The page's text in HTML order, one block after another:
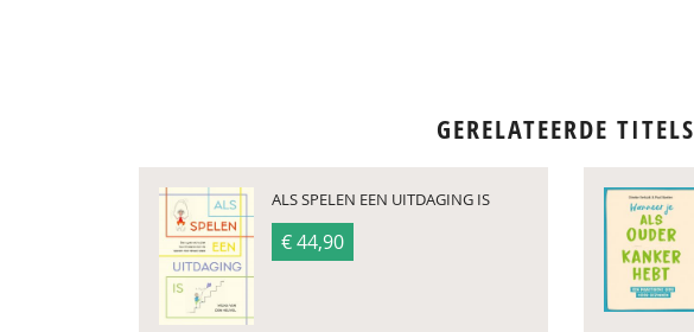
GERELATEERDE TITELS
ALS SPELEN EEN UITDAGING IS
€ 44,90